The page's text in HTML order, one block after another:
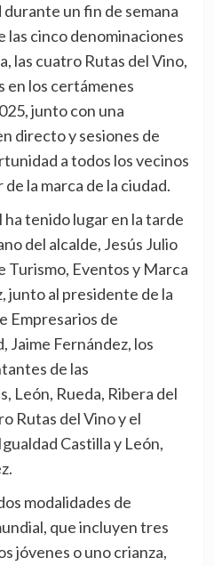
un fin de semana
las cinco denominaciones
las cuatro Rutas del Vino,
en los certámenes
junto con una
directo y sesiones de
a todos los vecinos
la marca de la ciudad.
del alcalde, Jesús Julio
Turismo, Eventos y Marca
junto al presidente de la
Empresarios de
Jaime Fernández, los
de las
León, Rueda, Ribera del
Rutas del Vino y el
Castilla y León,
que incluyen tres
jóvenes o uno crianza,